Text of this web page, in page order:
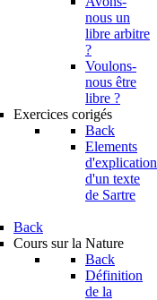
nous un
libre arbitre
?
Voulons-
nous être
libre ?
Exercices corigés
Back
Elements
d'explication
d'un texte
de Sartre
Back
Cours sur la Nature
Back
Définition
de la